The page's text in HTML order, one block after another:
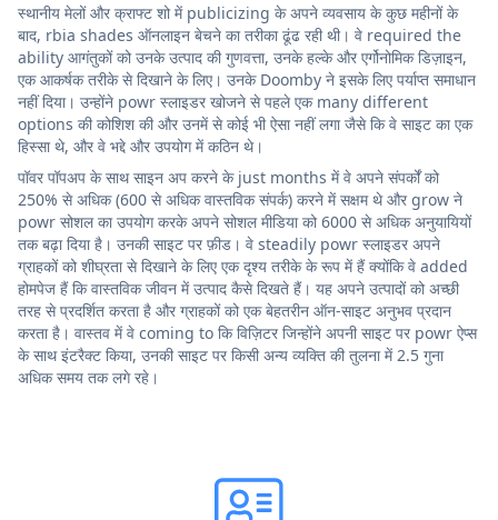
स्थानीय मेलों और क्राफ्ट शो में publicizing के अपने व्यवसाय के कुछ महीनों के
बाद, rbia shades ऑनलाइन बेचने का तरीका ढूंढ रही थी। वे required the
ability आगंतुकों को उनके उत्पाद की गुणवत्ता, उनके हल्के और एर्गोनोमिक डिज़ाइन,
एक आकर्षक तरीके से दिखाने के लिए। उनके Doomby ने इसके लिए पर्याप्त समाधान
नहीं दिया। उन्होंने powr स्लाइडर खोजने से पहले एक many different
options की कोशिश की और उनमें से कोई भी ऐसा नहीं लगा जैसे कि वे साइट का एक
हिस्सा थे, और वे भद्दे और उपयोग में कठिन थे।
पॉवर पॉपअप के साथ साइन अप करने के just months में वे अपने संपर्कों को
250% से अधिक (600 से अधिक वास्तविक संपर्क) करने में सक्षम थे और grow ने
powr सोशल का उपयोग करके अपने सोशल मीडिया को 6000 से अधिक अनुयायियों
तक बढ़ा दिया है। उनकी साइट पर फ़ीड। वे steadily powr स्लाइडर अपने
ग्राहकों को शीघ्रता से दिखाने के लिए एक दृश्य तरीके के रूप में हैं क्योंकि वे added
होमपेज हैं कि वास्तविक जीवन में उत्पाद कैसे दिखते हैं। यह अपने उत्पादों को अच्छी
तरह से प्रदर्शित करता है और ग्राहकों को एक बेहतरीन ऑन-साइट अनुभव प्रदान
करता है। वास्तव में वे coming to कि विज़िटर जिन्होंने अपनी साइट पर powr ऐप्स
के साथ इंटरैक्ट किया, उनकी साइट पर किसी अन्य व्यक्ति की तुलना में 2.5 गुना
अधिक समय तक लगे रहे।